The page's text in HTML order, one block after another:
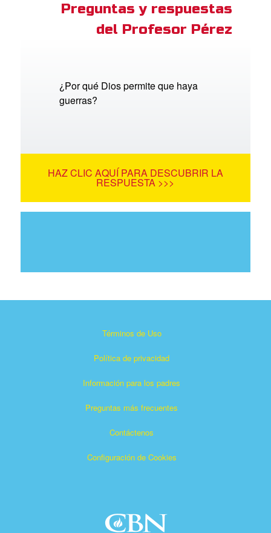
Preguntas y respuestas
del Profesor Pérez
¿Por qué Dios permite que haya
guerras?
HAZ CLIC AQUÍ PARA DESCUBRIR LA
RESPUESTA >>>
Términos de Uso
Política de privacidad
Información para los padres
Preguntas más frecuentes
Contáctenos
Configuración de Cookies